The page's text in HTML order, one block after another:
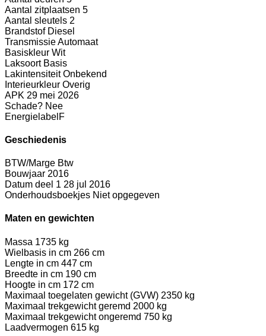
Aantal zitplaatsen 5
Aantal sleutels 2
Brandstof Diesel
TransmissieAutomaat
Basiskleur Wit
Laksoort Basis
Lakintensiteit Onbekend
Interieurkleur Overig
APK 29 mei 2026
Schade? Nee
Energielabel F
Geschiedenis
BTW/Marge Btw
Bouwjaar 2016
Datum deel 1 28 jul 2016
Onderhoudsboekjes Niet opgegeven
Maten en gewichten
Massa 1735 kg
Wielbasis in cm 266 cm
Lengte in cm 447 cm
Breedte in cm 190 cm
Hoogte in cm 172 cm
Maximaal toegelaten gewicht (GVW) 2350 kg
Maximaal trekgewicht geremd 2000 kg
Maximaal trekgewicht ongeremd 750 kg
Laadvermogen 615 kg